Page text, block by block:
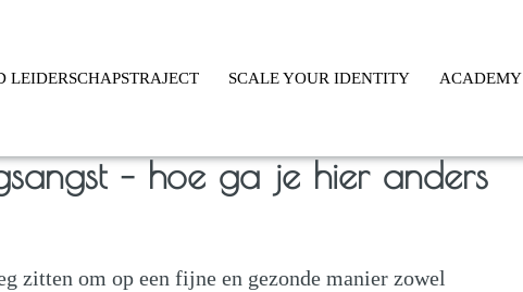
LEIDERSCHAPSTRAJECT SCALE YOUR IDENTITY ACADEMY
– hoe ga je hier anders
zitten om op een fijne en gezonde manier zowel